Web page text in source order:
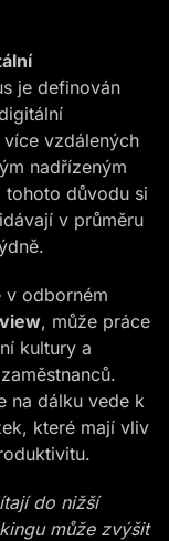
je definován
vzdálených
nadřízeným
tohoto důvodu si
v průměru
v odborném
, může práce
kultury a
na dálku vede k
které mají vliv
do nižší
může zvýšit